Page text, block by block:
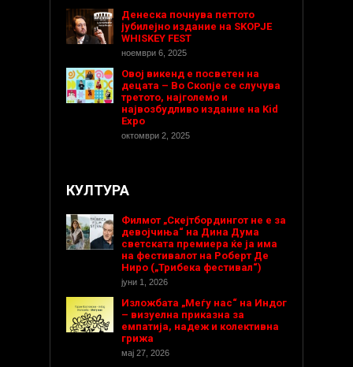
Денеска почнува петтото
јубилејно издание на SKOPJE
WHISKEY FEST
ноември 6, 2025
Овој викенд е посветен на
децата – Во Скопје се случува
третото, најголемо и
највозбудливо издание на Kid
Expo
октомври 2, 2025
КУЛТУРА
Филмот „Скејтбордингот не е за
девојчиња“ на Дина Дума
светската премиера ќе ја има
на фестивалот на Роберт Де
Ниро („Трибека фестивал“)
јуни 1, 2026
Изложбата „Меѓу нас“ на Индог
– визуелна приказна за
емпатија, надеж и колективна
грижа
мај 27, 2026